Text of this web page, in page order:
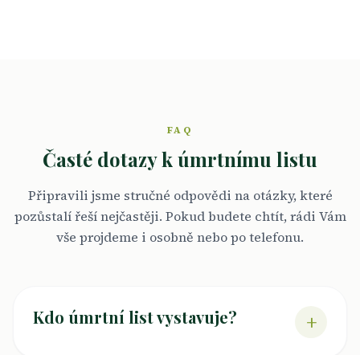
FAQ
Časté dotazy k úmrtnímu listu
Připravili jsme stručné odpovědi na otázky, které
pozůstalí řeší nejčastěji. Pokud budete chtít, rádi Vám
vše projdeme i osobně nebo po telefonu.
Kdo úmrtní list vystavuje? +